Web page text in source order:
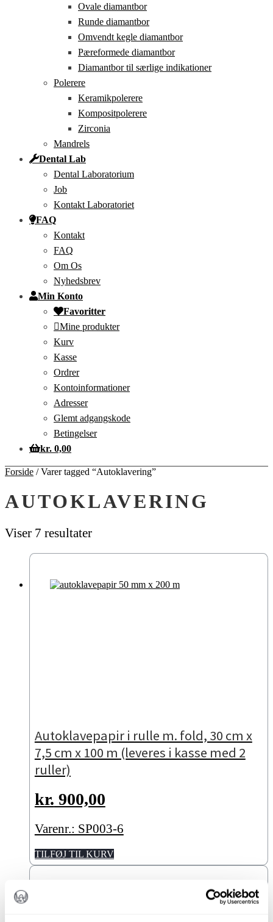
Ovale diamantbor
Runde diamantbor
Omvendt kegle diamantbor
Pæreformede diamantbor
Diamantbor til særlige indikationer
Polerere
Keramikpolerere
Kompositpolerere
Zirconia
Mandrels
Dental Lab
Dental Laboratorium
Job
Kontakt Laboratoriet
FAQ
Kontakt
FAQ
Om Os
Nyhedsbrev
Min Konto
Favoritter
Mine produkter
Kurv
Kasse
Ordrer
Kontoinformationer
Adresser
Glemt adgangskode
Betingelser
kr. 0,00
Forside /Varer tagged “Autoklavering”
AUTOKLAVERING
Viser 7 resultater
Autoklavepapir i rulle m. fold, 30 cm x
7,5 cm x 100 m (leveres i kasse med 2
ruller)
kr. 900,00
Varenr.: SP003-6
TILFØJ TIL KURV